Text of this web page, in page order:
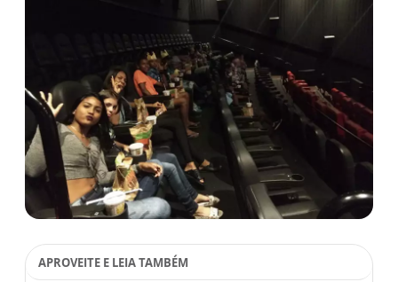
APROVEITE E LEIA TAMBÉM